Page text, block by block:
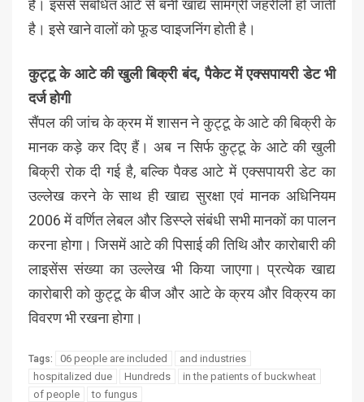
है। इससे संबंधित आटे से बनी खाद्य सामग्री जहरीली हो जाती
है। इसे खाने वालों को फूड प्वाइजनिंग होती है।
कुट्टू के आटे की खुली बिक्री बंद, पैकेट में एक्सपायरी डेट भी
दर्ज होगी
सैंपल की जांच के क्रम में शासन ने कुट्टू के आटे की बिक्री के
मानक कड़े कर दिए हैं। अब न सिर्फ कुट्टू के आटे की खुली
बिक्री रोक दी गई है, बल्कि पैक्ड आटे में एक्सपायरी डेट का
उल्लेख करने के साथ ही खाद्य सुरक्षा एवं मानक अधिनियम
2006 में वर्णित लेबल और डिस्प्ले संबंधी सभी मानकों का पालन
करना होगा। जिसमें आटे की पिसाई की तिथि और कारोबारी की
लाइसेंस संख्या का उल्लेख भी किया जाएगा। प्रत्येक खाद्य
कारोबारी को कुट्टू के बीज और आटे के क्रय और विक्रय का
विवरण भी रखना होगा।
Tags: 06 people are included
and industries
hospitalized due
Hundreds
in the patients of buckwheat
of people
to fungus